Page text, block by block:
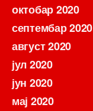
октобар 2020
септембар 2020
август 2020
јул 2020
јун 2020
мај 2020